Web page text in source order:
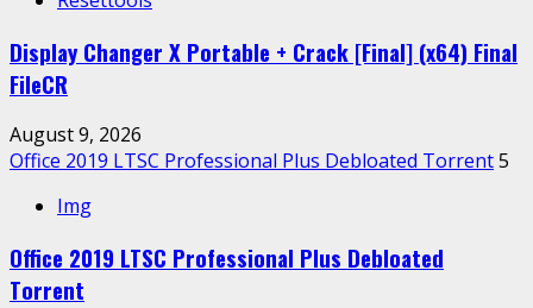
Display Changer X Portable + Crack [Final] (x64) Final
FileCR
August 9, 2026
Office 2019 LTSC Professional Plus Debloated Tоrrеnt5
Img
Office 2019 LTSC Professional Plus Debloated
Tоrrеnt